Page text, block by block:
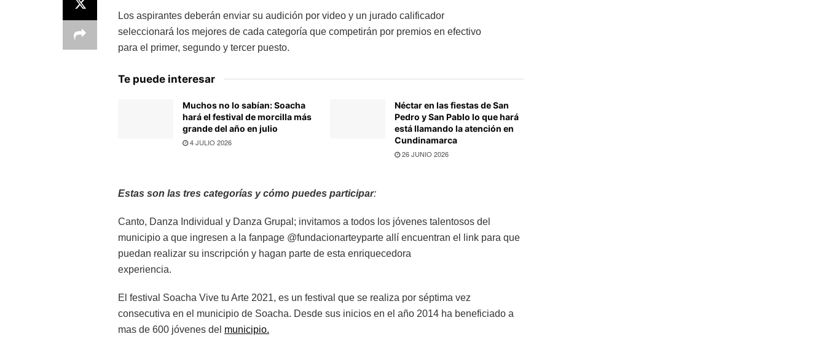
Los aspirantes deberán enviar su audición por video y un jurado calificador
seleccionará los mejores de cada categoría que competirán por premios en efectivo
para el primer, segundo y tercer puesto.
Te puede interesar
Muchos no lo sabían: Soacha
hará el festival de morcilla más
grande del año en julio
4 JULIO 2026
Néctar en las fiestas de San
Pedro y San Pablo lo que hará
está llamando la atención en
Cundinamarca
26 JUNIO 2026
Estas son las tres categorías y cómo puedes participar:
Canto, Danza Individual y Danza Grupal; invitamos a todos los jóvenes talentosos del
municipio a que ingresen a la fanpage @fundacionarteyparte allí encuentran el link para que
puedan realizar su inscripción y hagan parte de esta enriquecedora
experiencia.
El festival Soacha Vive tu Arte 2021, es un festival que se realiza por séptima vez
consecutiva en el municipio de Soacha. Desde sus inicios en el año 2014 ha beneficiado a
mas de 600 jóvenes del municipio.